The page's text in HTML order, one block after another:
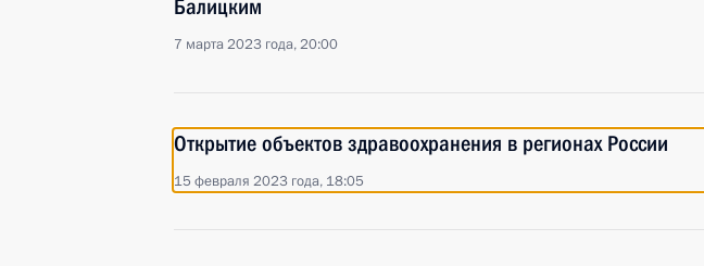
Балицким
7 марта 2023 года, 20:00
Открытие объектов здравоохранения в регионах России
15 февраля 2023 года, 18:05